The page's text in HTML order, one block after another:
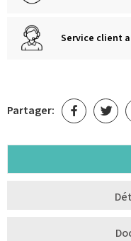
Service client
Partager: